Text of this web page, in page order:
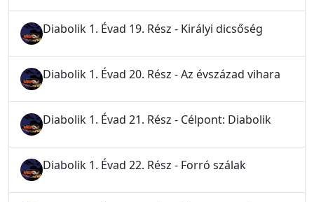
Diabolik 1. Évad 19. Rész - Királyi dicsőség
Diabolik 1. Évad 20. Rész - Az évszázad vihara
Diabolik 1. Évad 21. Rész - Célpont: Diabolik
Diabolik 1. Évad 22. Rész - Forró szálak